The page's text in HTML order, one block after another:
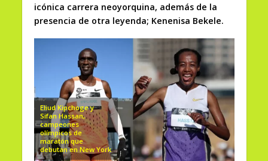
icónica carrera neoyorquina, además de la
presencia de otra leyenda; Kenenisa Bekele.
Eliud Kipchoge y
Sifan Hassan,
campeones
olímpicos de
maratón que
debutan en New York